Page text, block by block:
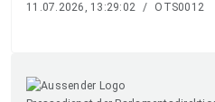
11.07.2026, 13:29:02 / OTS0012